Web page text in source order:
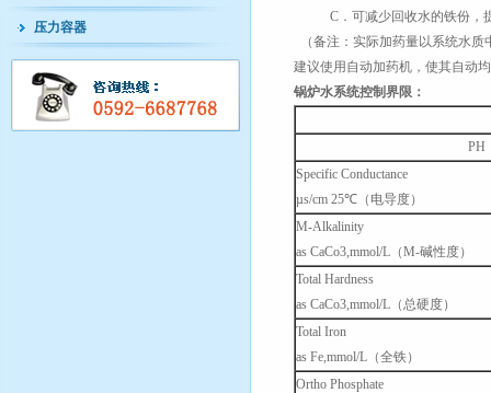
压力容器
C．可减少回收水的铁份，提
（备注：实际加药量以系统水
建议使用自动加药机，使其自动
锅炉水系统控制界限：
PH
Specific Conductance
µs/cm 25℃（电导度）
M-Alkalinity
as CaCo3,mmol/L（M-碱性度）
Total Hardness
as CaCo3,mmol/L（总硬度）
Total Iron
as Fe,mmol/L（全铁）
Ortho Phosphate